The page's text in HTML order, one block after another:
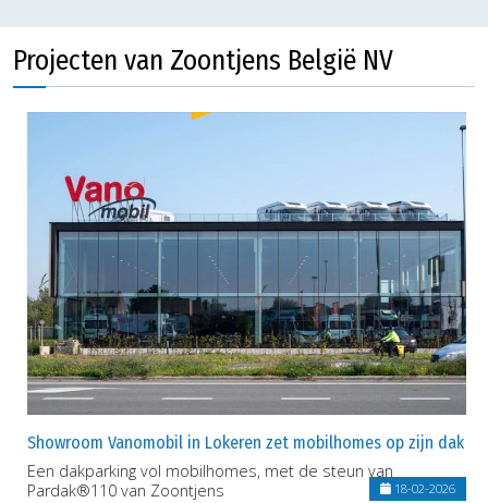
Projecten van Zoontjens België NV
Showroom Vanomobil in Lokeren zet mobilhomes op zijn dak
Een dakparking vol mobilhomes, met de steun van
Pardak®110 van Zoontjens
18-02-2026